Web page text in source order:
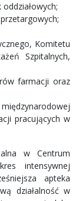
Komitetu
Szpitalnych,
farmacji oraz
pracujących w
w Centrum
intensywnej
apteka
działalność w